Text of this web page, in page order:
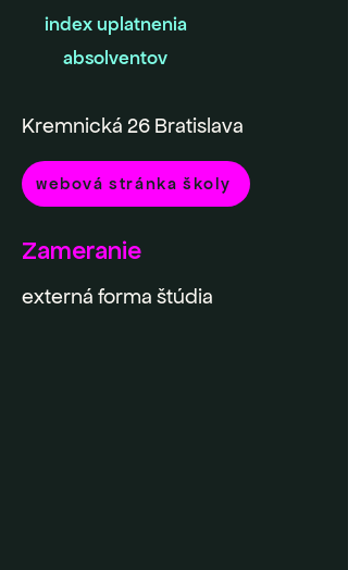
index uplatnenia
absolventov
Kremnická 26 Bratislava
webová stránka školy
Zameranie
externá forma štúdia